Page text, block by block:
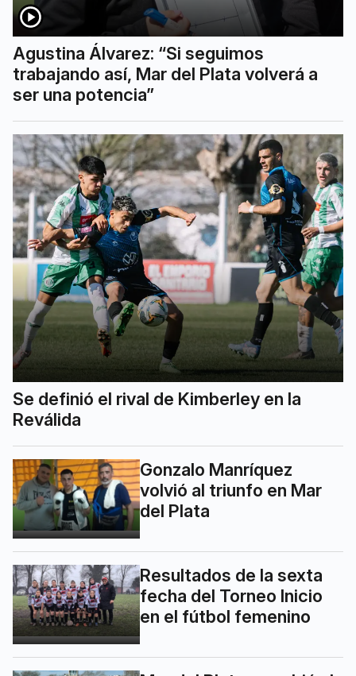
Agustina Álvarez: “Si seguimos
trabajando así, Mar del Plata volverá a
ser una potencia”
Se definió el rival de Kimberley en la
Reválida
Gonzalo Manríquez
volvió al triunfo en Mar
del Plata
Resultados de la sexta
fecha del Torneo Inicio
en el fútbol femenino